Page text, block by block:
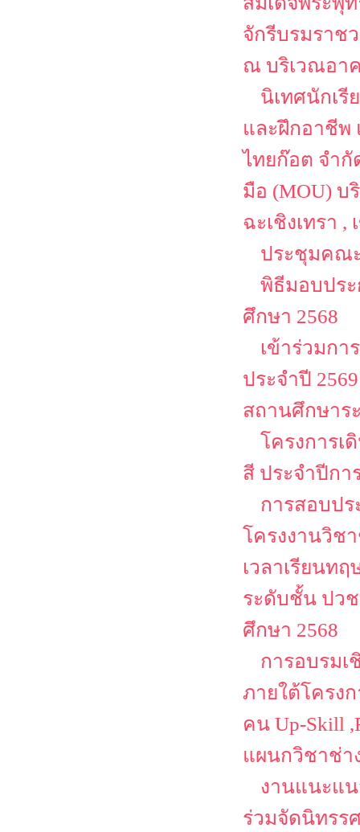
จักรีบรมราช
ณ บริเวณอา
นิเทศนักเ
และฝึกอาชีพ
ไทยก๊อต จำกั
มือ (MOU) บ
ฉะเชิงเทรา
ประชุมคณ
พิธีมอบประ
ศึกษา 2568
เข้าร่วมกา
ประจำปี
สถานศึกษาร
โครงการเ
สี ประจำปีกา
การสอบปร
โครงงานวิช
เวลาเรียนท
ระดับชั้น ปว
ศึกษา 2568
การอบรม
ภายใต้โครง
คน Up-Skill
แผนกวิชาช่า
งานแนะแ
ร่วมจัดนิทรร